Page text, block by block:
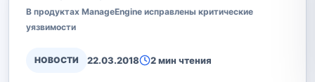
В продуктах ManageEngine исправлены критические
уязвимости
НОВОСТИ 22.03.2018 2 мин чтения